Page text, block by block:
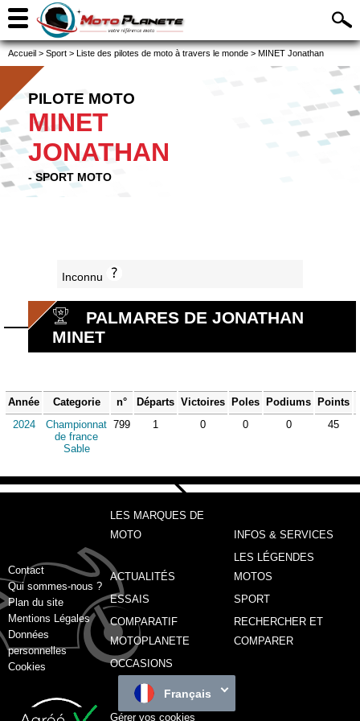
Accueil > Sport > Liste des pilotes de moto à travers le monde > MINET Jonathan
PILOTE MOTO
MINET
JONATHAN
- SPORT MOTO
Inconnu
PALMARES DE JONATHAN
MINET
Année Categorie n° Départs Victoires Poles Podiums Points
2024
Championnat
de france
Sable
799 1 0 0 0 45
Contact
Qui sommes-nous ?
Plan du site
Mentions Légales
Données
personnelles
Cookies
LES MARQUES DE
MOTO
INFOS & SERVICES
ACTUALITÉS
LES LÉGENDES
MOTOS
ESSAIS
SPORT
COMPARATIF
MOTOPLANETE
RECHERCHER ET
COMPARER
OCCASIONS
Français
Gérer vos cookies